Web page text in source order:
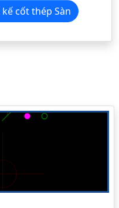
Thiết kế cốt thép Sàn